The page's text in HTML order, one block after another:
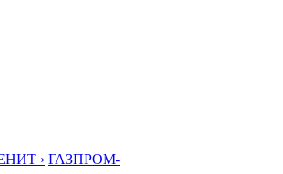
› ГАЗПРОМ-